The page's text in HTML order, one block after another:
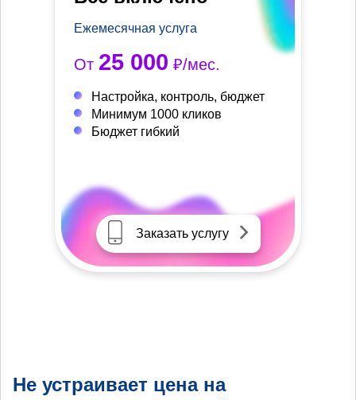
Ежемесячная услуга
От 25 000 ₽/мес.
Настройка, контроль, бюджет
Минимум 1000 кликов
Бюджет гибкий
Заказать услугу
Не устраивает цена на